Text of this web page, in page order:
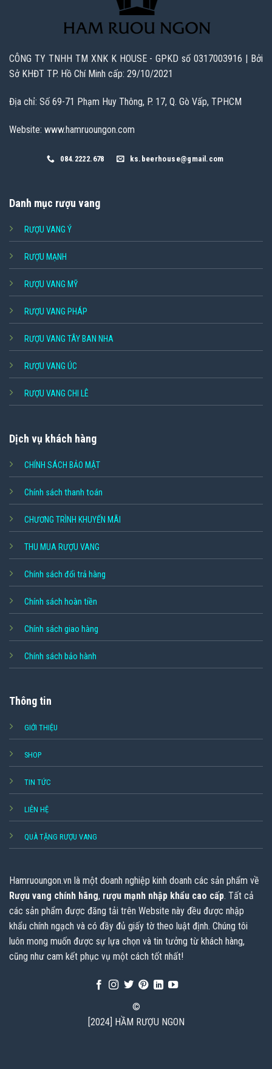
CÔNG TY TNHH TM XNK K HOUSE - GPKD số 0317003916 | Bởi
Sở KHĐT TP. Hồ Chí Minh cấp: 29/10/2021
Địa chỉ: Số 69-71 Phạm Huy Thông, P. 17, Q. Gò Vấp, TPHCM
Website: www.hamruoungon.com
084.2222.678 ks.beerhouse@gmail.com
Danh mục rượu vang
RƯỢU VANG Ý
RƯỢU MẠNH
RƯỢU VANG MỸ
RƯỢU VANG PHÁP
RƯỢU VANG TÂY BAN NHA
RƯỢU VANG ÚC
RƯỢU VANG CHI LÊ
Dịch vụ khách hàng
CHÍNH SÁCH BẢO MẬT
Chính sách thanh toán
CHƯƠNG TRÌNH KHUYẾN MÃI
THU MUA RƯỢU VANG
Chính sách đổi trả hàng
Chính sách hoàn tiền
Chính sách giao hàng
Chính sách bảo hành
Thông tin
GIỚI THIỆU
SHOP
TIN TỨC
LIÊN HỆ
QUÀ TẶNG RƯỢU VANG
Hamruoungon.vn là một doanh nghiệp kinh doanh các sản phẩm về
Rượu vang chính hãng, rượu mạnh nhập khẩu cao cấp. Tất cả
các sản phẩm được đăng tải trên Website này đều được nhập
khẩu chính ngạch và có đầy đủ giấy tờ theo luật định. Chúng tôi
luôn mong muốn được sự lựa chọn và tin tưởng từ khách hàng,
cũng như cam kết phục vụ một cách tốt nhất!
©
[2024] HẦM RƯỢU NGON